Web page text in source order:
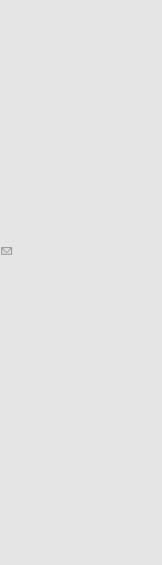
(link sends e-mail)